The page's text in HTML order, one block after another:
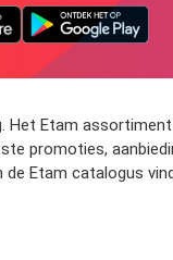
Etam
promoties,
de Etam catalogus